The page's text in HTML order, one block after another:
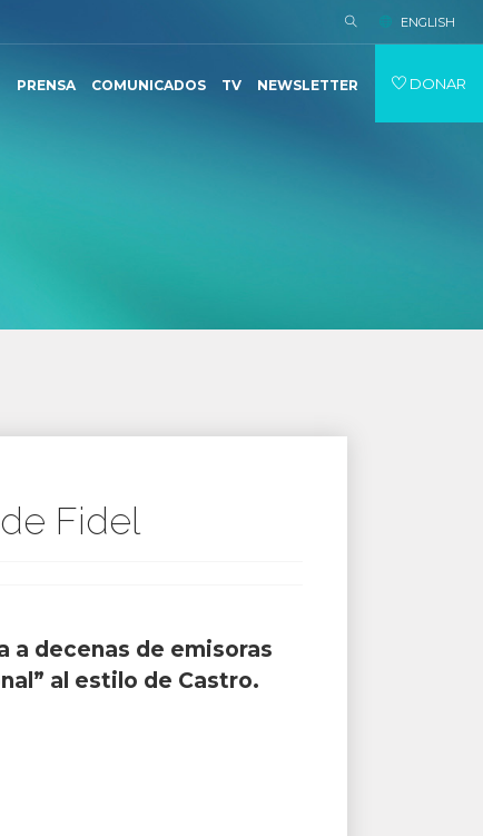
ENGLISH
PRENSA COMUNICADOS TV NEWSLETTER DONAR
Fidel
a decenas de emisoras
al estilo de Castro.